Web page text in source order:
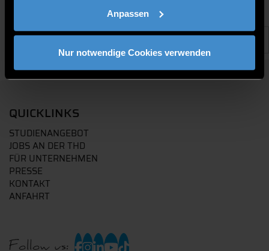
Anpassen
Nur notwendige Cookies verwenden
QUICKLINKS
STUDIENANGEBOT
JOBS AN DER THD
FÜR UNTERNEHMEN
PRESSE
KONTAKT
ANFAHRT
Follow us: